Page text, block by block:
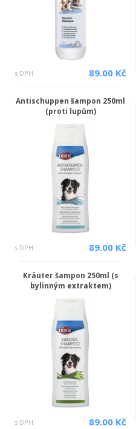
s DPH 89.00 Kč
Antischuppen šampon 250ml
(proti lupům)
s DPH 89.00 Kč
Kräuter šampon 250ml (s
bylinným extraktem)
s DPH 89.00 Kč